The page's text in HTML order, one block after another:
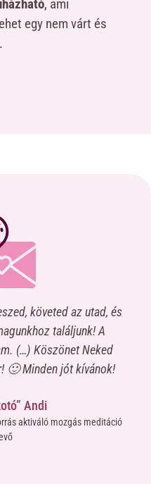
, ami
egy nem várt és
követed az utad, és
találjunk! A
(…) Köszönet Neked
🙂 Minden jót kívánok!
Andi
aktiváló mozgás meditáció